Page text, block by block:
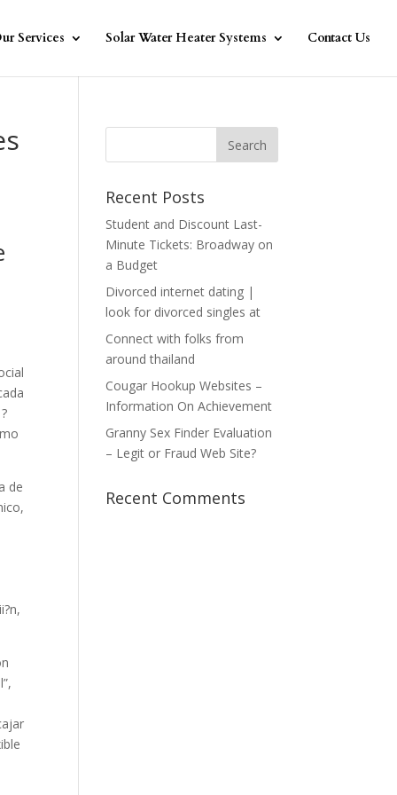
Services Solar Water Heater Systems Contact Us
de
Recent Posts
Student and Discount Last-
Minute Tickets: Broadway on
a Budget
Divorced internet dating |
look for divorced singles at
Connect with folks from
around thailand
Cougar Hookup Websites –
Information On Achievement
Granny Sex Finder Evaluation
– Legit or Fraud Web Site?
Recent Comments